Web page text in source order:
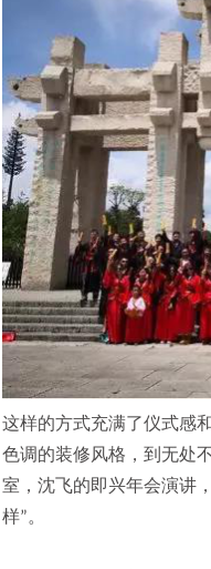
这样的方式充满了仪式感
色调的装修风格，到无处
室，沈飞的即兴年会演讲
样”。